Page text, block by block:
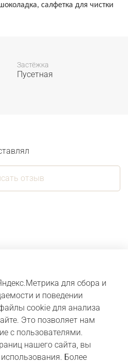
салфетка для чистки
Застёжка
Пусетная
отзыв
Адреса и контакты
Оплата и доставка
Digital журнал
Бонусная программа
для сбора и
и поведении
cookie для анализа
Это позволяет нам
с пользователями.
нашего сайта, вы
Более